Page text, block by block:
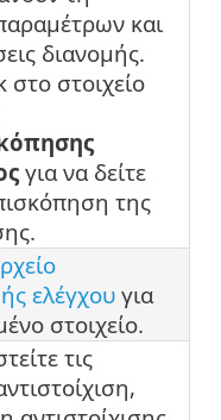
και
διανομής.
στο στοιχείο
για να δείτε
της
ελέγχου για
στοιχείο.
τις